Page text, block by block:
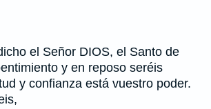
el Señor DIOS, el Santo de
y en reposo seréis
y confianza está vuestro poder.